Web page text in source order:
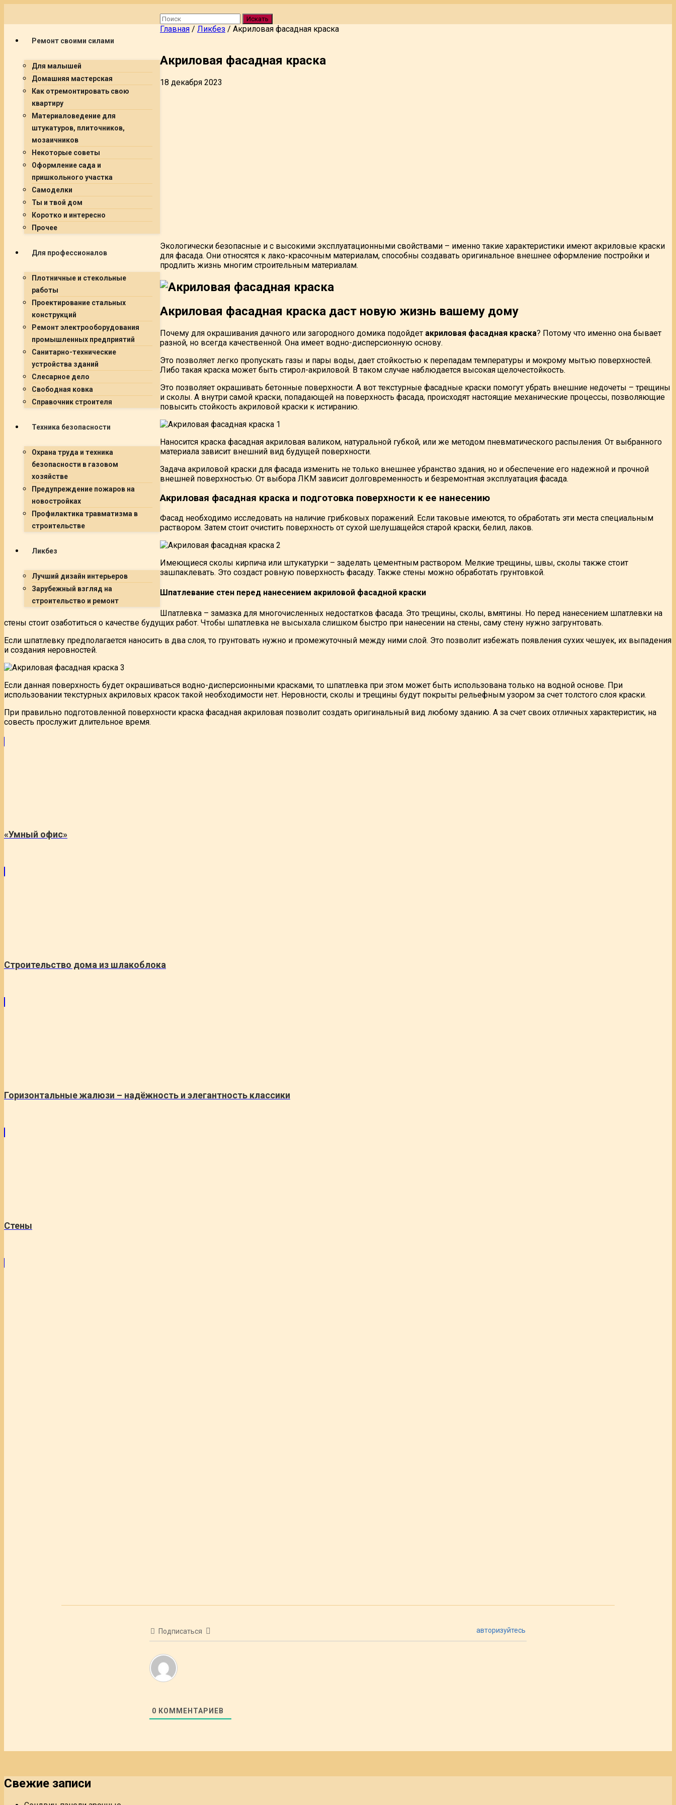
Ремонт своими силами
Для малышей
Домашняя мастерская
Как отремонтировать свою
квартиру
Материаловедение для
штукатуров, плиточников,
мозаичников
Некоторые советы
Оформление сада и
пришкольного участка
Самоделки
Ты и твой дом
Коротко и интересно
Прочее
Для профессионалов
Плотничные и стекольные
работы
Проектирование стальных
конструкций
Ремонт электрооборудования
промышленных предприятий
Санитарно-технические
устройства зданий
Слесарное дело
Свободная ковка
Справочник строителя
Техника безопасности
Охрана труда и техника
безопасности в газовом
хозяйстве
Предупреждение пожаров на
новостройках
Профилактика травматизма в
строительстве
Ликбез
Лучший дизайн интерьеров
Зарубежный взгляд на
строительство и ремонт
Искать
Главная / Ликбез / Акриловая фасадная краска
Акриловая фасадная краска
18 декабря 2023
Экологически безопасные и с высокими эксплуатационными свойствами – именно такие характеристики имеют акриловые краски
для фасада. Они относятся к лако-красочным материалам, способны создавать оригинальное внешнее оформление постройки и
продлить жизнь многим строительным материалам.
Акриловая фасадная краска даcт новую жизнь вашему дому
Почему для окрашивания дачного или загородного домика подойдет акриловая фасадная краска? Потому что именно она бывает
разной, но всегда качественной. Она имеет водно-дисперсионную основу.
Это позволяет легко пропускать газы и пары воды, дает стойкостью к перепадам температуры и мокрому мытью поверхностей.
Либо такая краска может быть стирол-акриловой. В таком случае наблюдается высокая щелочестойкость.
Это позволяет окрашивать бетонные поверхности. А вот текстурные фасадные краски помогут убрать внешние недочеты – трещины
и сколы. А внутри самой краски, попадающей на поверхность фасада, происходят настоящие механические процессы, позволяющие
повысить стойкость акриловой краски к истиранию.
Наносится краска фасадная акриловая валиком, натуральной губкой, или же методом пневматического распыления. От выбранного
материала зависит внешний вид будущей поверхности.
Задача акриловой краски для фасада изменить не только внешнее убранство здания, но и обеспечение его надежной и прочной
внешней поверхностью. От выбора ЛКМ зависит долговременность и безремонтная эксплуатация фасада.
Акриловая фасадная краска и подготовка поверхности к ее нанесению
Фасад необходимо исследовать на наличие грибковых поражений. Если таковые имеются, то обработать эти места специальным
раствором. Затем стоит очистить поверхность от сухой шелушащейся старой краски, белил, лаков.
Имеющиеся сколы кирпича или штукатурки – заделать цементным раствором. Мелкие трещины, швы, сколы также стоит
зашпаклевать. Это создаст ровную поверхность фасаду. Также стены можно обработать грунтовкой.
Шпатлевание стен перед нанесением акриловой фасадной краски
Шпатлевка – замазка для многочисленных недостатков фасада. Это трещины, сколы, вмятины. Но перед нанесением шпатлевки на
стены стоит озаботиться о качестве будущих работ. Чтобы шпатлевка не высыхала слишком быстро при нанесении на стены, саму стену нужно загрунтовать.
Если шпатлевку предполагается наносить в два слоя, то грунтовать нужно и промежуточный между ними слой. Это позволит избежать появления сухих чешуек, их выпадения
и создания неровностей.
Если данная поверхность будет окрашиваться водно-дисперсионными красками, то шпатлевка при этом может быть использована только на водной основе. При
использовании текстурных акриловых красок такой необходимости нет. Неровности, сколы и трещины будут покрыты рельефным узором за счет толстого слоя краски.
При правильно подготовленной поверхности краска фасадная акриловая позволит создать оригинальный вид любому зданию. А за счет своих отличных характеристик, на
совесть прослужит длительное время.
«Умный офис»
Cтроительство дома из шлакоблока
Горизонтальные жалюзи – надёжность и элегантность классики
Стены
Подписаться авторизуйтесь
0 КОММЕНТАРИЕВ
Свежие записи